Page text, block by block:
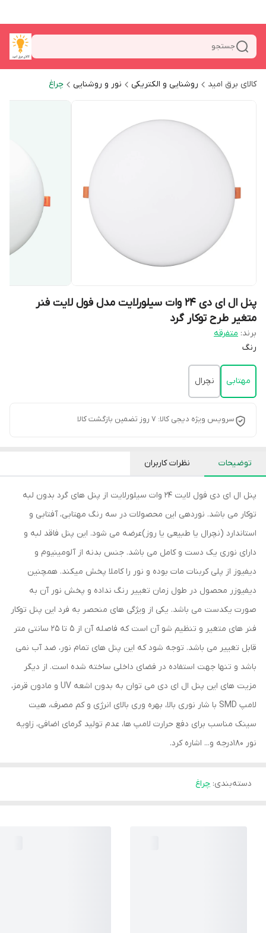
جستجو
کالای برق امید روشنایی و الکتریکی نور و روشنایی چراغ
پنل ال ای دی 24 وات سیلورلایت مدل فول لایت فنر
متغیر طرح توکار گرد
برند: متفرقه
رنگ
مهتابی نچرال
سرویس ویژه دیجی کالا: 7 روز تضمین بازگشت کالا
توضیحات نظرات کاربران
پنل ال ای دی فول لایت 24 وات سیلورلایت از پنل های گرد بدون لبه
توکار می باشد. نوردهی این محصولات در سه رنگ مهتابی، آفتابی و
استاندارد (نچرال یا طبیعی یا روز)عرضه می شود. این پنل فاقد لبه و
دارای نوری یک دست و کامل می باشد. جنس بدنه از آلومینیوم و
دیفیوز از پلی کربنات مات بوده و نور را کاملا پخش میکند. همچنین
دیفیوزر محصول در طول زمان تغییر رنگ نداده و پخش نور آن به
صورت یکدست می باشد. یکی از ویژگی های منحصر به فرد این پنل توکار
فنر های متغیر و تنظیم شو آن است که فاصله آن از 5 تا 25 سانتی متر
قابل تغییر می باشد. توجه شود که این پنل های تمام نور، ضد آب نمی
باشد و تنها جهت استفاده در فضای داخلی ساخته شده است. از دیگر
مزیت های این پنل ال ای دی می توان به بدون اشعه UV و مادون قرمز،
لامپ SMD با شار نوری بالا، بهره وری بالای انرژی و کم مصرف، هیت
سینک مناسب برای دفع حرارت لامپ ها، عدم تولید گرمای اضافی، زاویه
نور 180درجه و... اشاره کرد.
دسته‌بندی: چراغ